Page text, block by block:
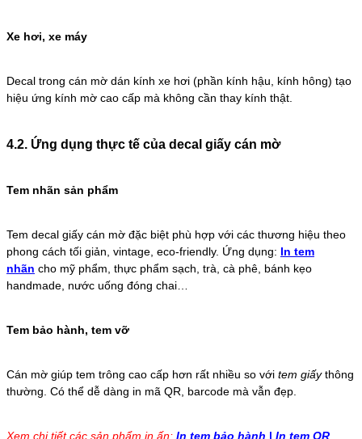
Xe hơi, xe máy
Decal trong cán mờ dán kính xe hơi (phần kính hậu, kính hông) tạo
hiệu ứng kính mờ cao cấp mà không cần thay kính thật.
4.2. Ứng dụng thực tế của decal giấy cán mờ
Tem nhãn sản phẩm
Tem decal giấy cán mờ đặc biệt phù hợp với các thương hiệu theo
phong cách tối giản, vintage, eco-friendly. Ứng dụng: In tem
nhãn cho mỹ phẩm, thực phẩm sạch, trà, cà phê, bánh kẹo
handmade, nước uống đóng chai…
Tem bảo hành, tem vỡ
Cán mờ giúp tem trông cao cấp hơn rất nhiều so với tem giấythông
thường. Có thể dễ dàng in mã QR, barcode mà vẫn đẹp.
Xem chi tiết các sản phẩm in ấn: In tem bảo hành | In tem QR